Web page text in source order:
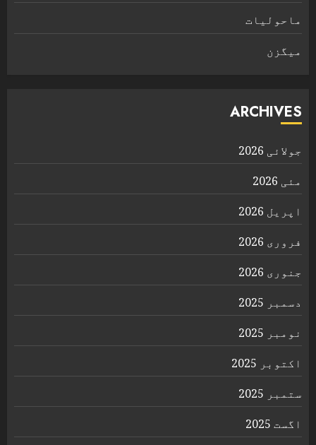
ماحولیات
ميگزن
ARCHIVES
جولائی 2026
مئی 2026
اپریل 2026
فروری 2026
جنوری 2026
دسمبر 2025
نومبر 2025
اکتوبر 2025
ستمبر 2025
اگست 2025